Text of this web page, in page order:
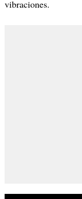
vibraciones.